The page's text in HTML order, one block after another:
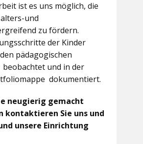
ist es uns möglich, die
und
zu fördern.
der Kinder
pädagogischen
und in der
dokumentiert.
neugierig gemacht
kontaktieren Sie uns und
unsere Einrichtung